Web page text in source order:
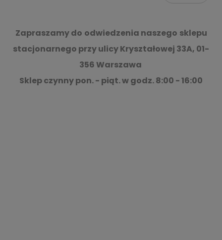
Zapraszamy do odwiedzenia naszego sklepu
stacjonarnego przy ulicy Kryształowej 33A, 01-
356 Warszawa
Sklep czynny pon. - piąt. w godz. 8:00 - 16:00